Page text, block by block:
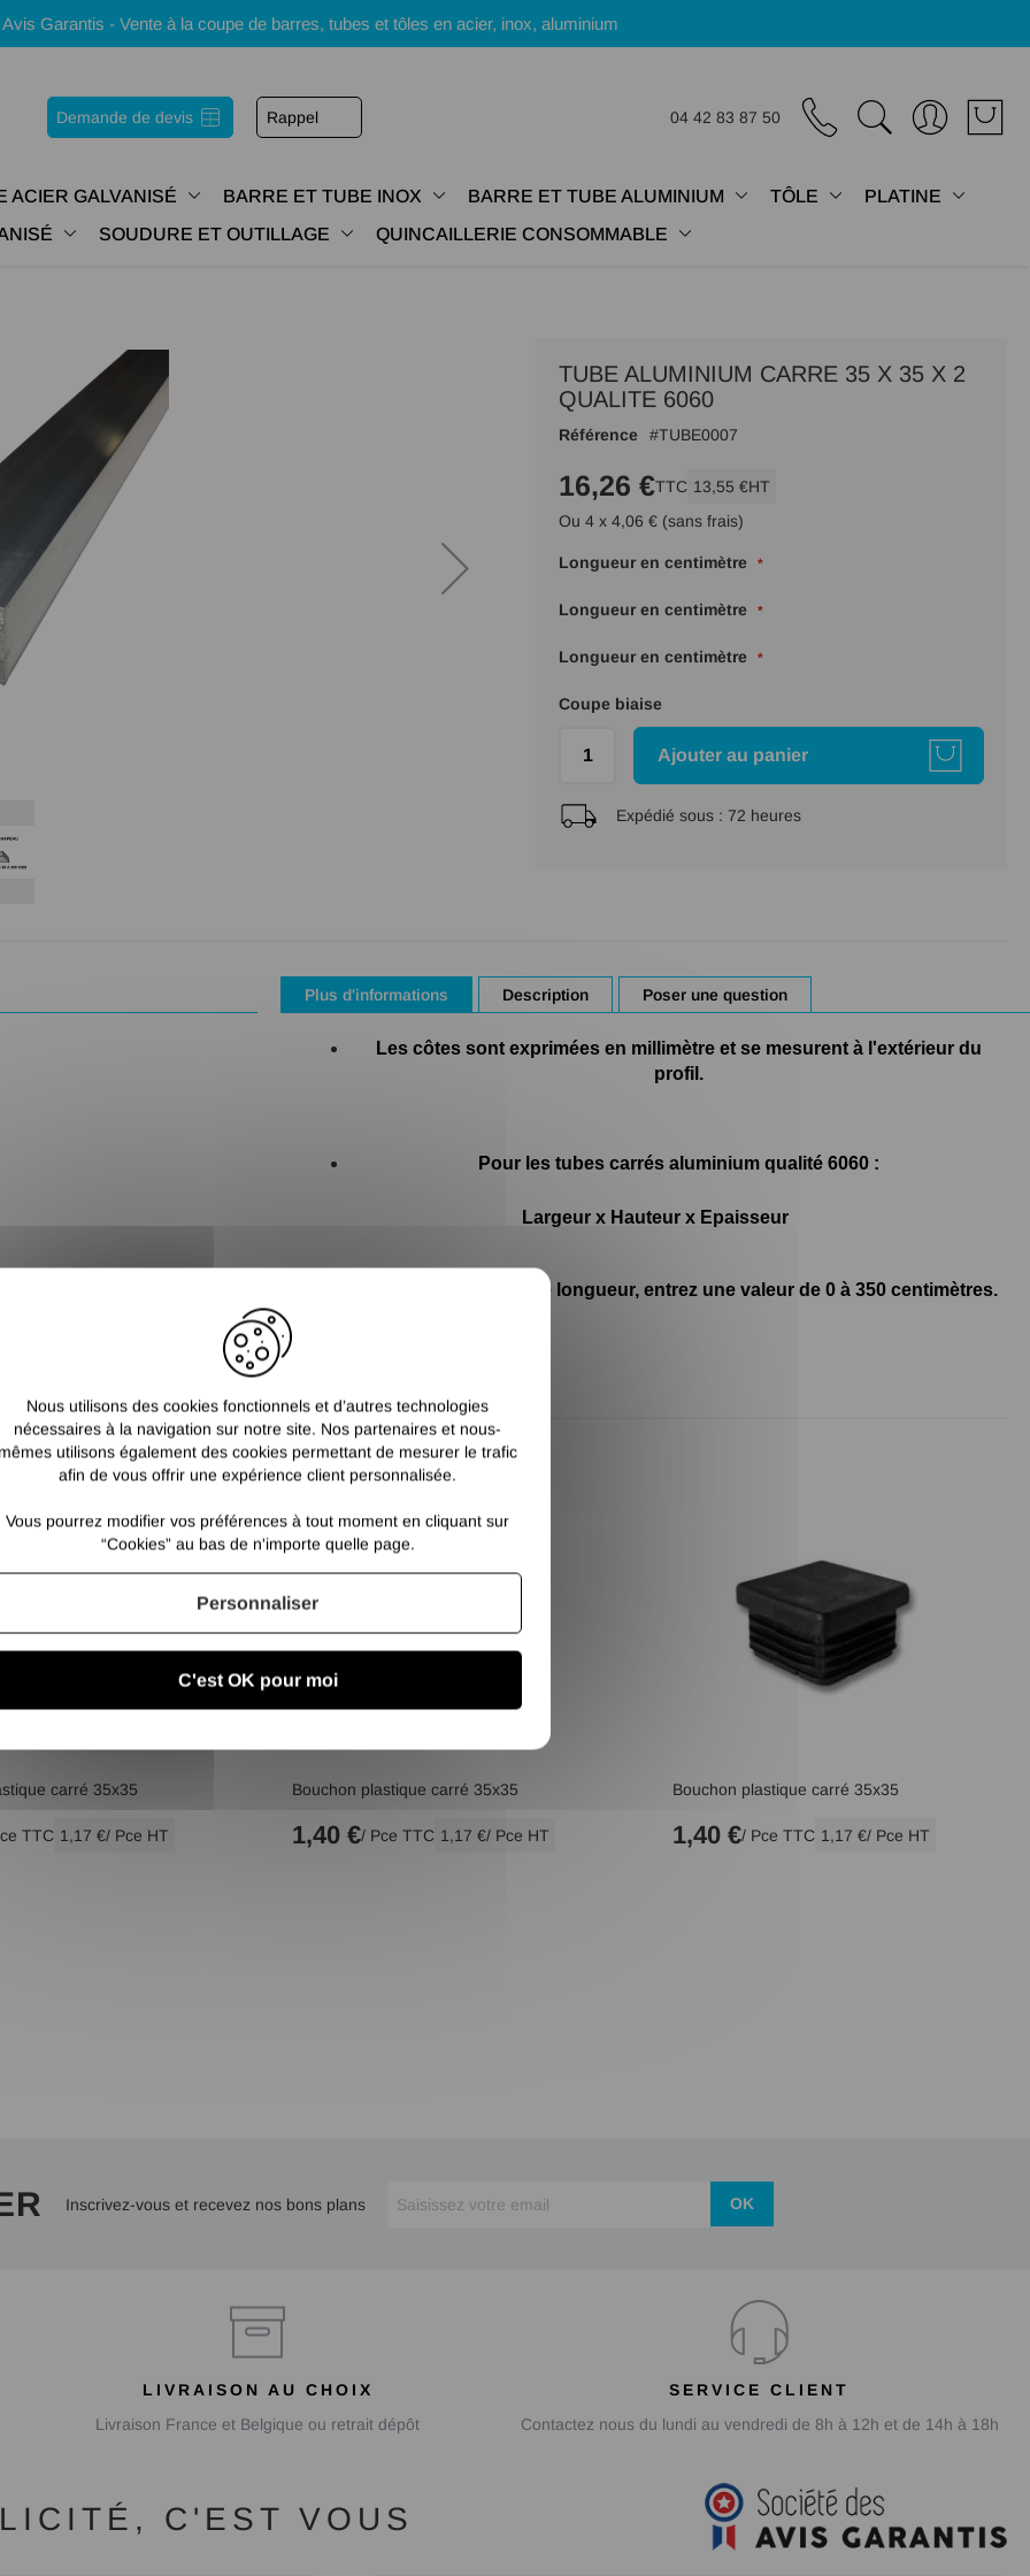
Garantis - Vente à la coupe de barres, tubes et tôles en acier, inox, aluminium
Demande de devis Rappel 04 42 83 87 50
ACIER GALVANISÉ BARRE ET TUBE INOX BARRE ET TUBE ALUMINIUM TÔLE
PLATINE
SOUDURE ET OUTILLAGE QUINCAILLERIE CONSOMMABLE
TUBE ALUMINIUM CARRE 35 X 35 X 2
QUALITE 6060
Référence TUBE0007
16,26 €TTC 13,55 €HT
Ou 4 x 4,06 € (sans frais)
Longueur en centimètre
Longueur en centimètre
Longueur en centimètre
Coupe biaise
Ajouter au panier
Expédié sous : 72 heures
Plus d'informations
Les côtes sont exprimées en millimètre et se mesurent à l'extérieur du
profil.
Pour les tubes carrés aluminium qualité 6060 :
Largeur x Hauteur x Epaisseur
Pour sélectionner une longueur, entrez une valeur de 0 à 350 centimètres.
Description Poser une question
carré 35x35
TTC 1,17 €/ Pce HT
Bouchon plastique carré 35x35
1,40 €/ Pce TTC 1,17 €/ Pce HT
Bouchon plastique carré 35x35
1,40 €/ Pce TTC 1,17 €/ Pce HT
Inscrivez-vous et recevez nos bons plans OK
LIVRAISON AU CHOIX
Livraison France et Belgique ou retrait dépôt
SERVICE CLIENT
Contactez nous du lundi au vendredi de 8h à 12h et de 14h à 18h
C'EST VOUS
Nous utilisons des cookies fonctionnels et d’autres technologies
nécessaires à la navigation sur notre site. Nos partenaires et nous-
mêmes utilisons également des cookies permettant de mesurer le trafic
afin de vous offrir une expérience client personnalisée.
Vous pourrez modifier vos préférences à tout moment en cliquant sur
“Cookies” au bas de n'importe quelle page.
C'est OK pour moi
Personnaliser